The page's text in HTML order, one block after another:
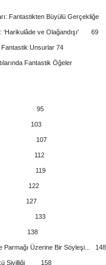
Fantastikten Büyülü
ve Olağandışı' 69
Unsurlar 74
Fantastik Öğeler
95
103
107
112
119
122
127
133
138
Üzerine Bir Söyleşi... 148
Sivilliği 158